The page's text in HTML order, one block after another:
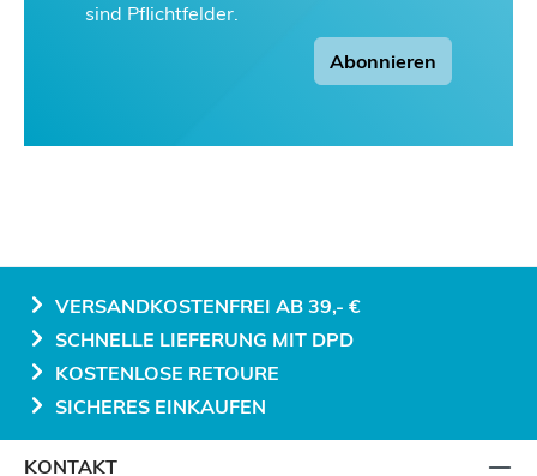
sind Pflichtfelder.
Abonnieren
VERSANDKOSTENFREI AB 39,- €
SCHNELLE LIEFERUNG MIT DPD
KOSTENLOSE RETOURE
SICHERES EINKAUFEN
KONTAKT